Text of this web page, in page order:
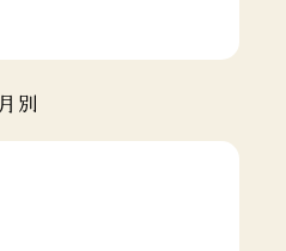
月別